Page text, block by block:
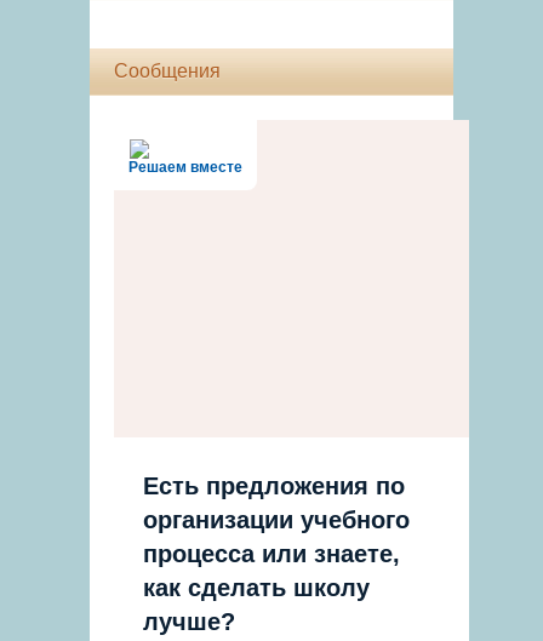
Сообщения
Решаем вместе
Есть предложения по
организации учебного
процесса или знаете,
как сделать школу
лучше?